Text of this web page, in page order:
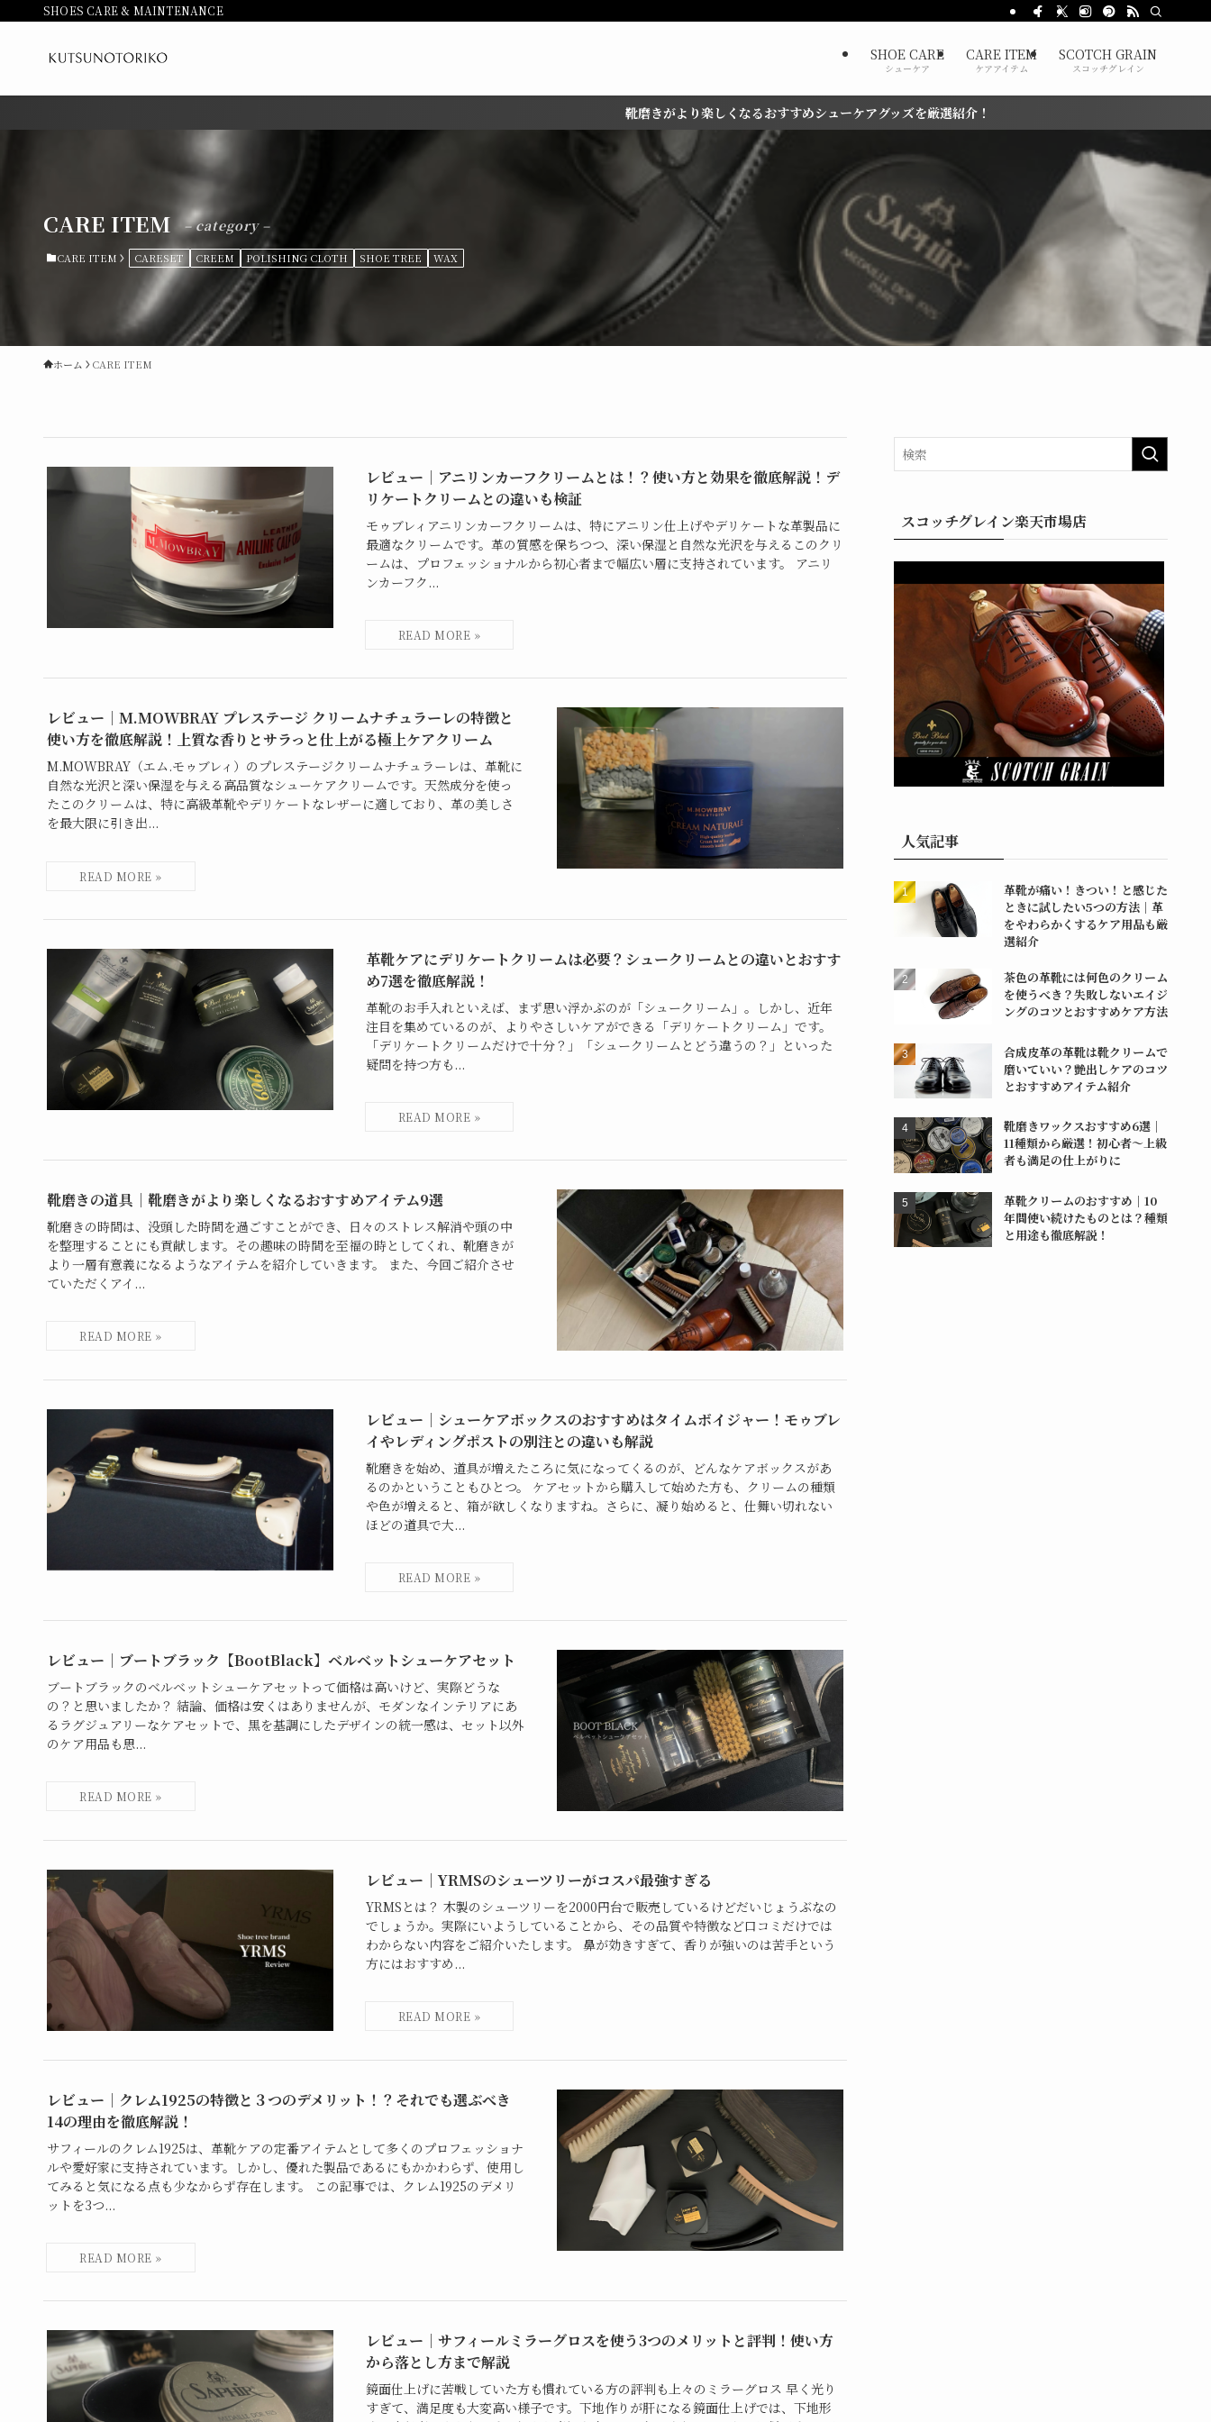
SHOES CARE & MAINTENANCE
SHOE CARE
シューケア
CARE ITEM
ケアアイテム
SCOTCH GRAIN
スコッチグレイン
靴磨きがより楽しくなるおすすめシューケアグッズを厳選紹介！
CARE ITEM – category –
CARE ITEM CARESET CREEM POLISHING CLOTH SHOE TREE WAX
ホーム CARE ITEM
レビュー｜アニリンカーフクリームとは！？使い方と効果を徹底解説！デ
リケートクリームとの違いも検証
モゥブレィアニリンカーフクリームは、特にアニリン仕上げやデリケートな革製品に
最適なクリームです。革の質感を保ちつつ、深い保湿と自然な光沢を与えるこのクリ
ームは、プロフェッショナルから初心者まで幅広い層に支持されています。 アニリ
ンカーフク...
レビュー｜M.MOWBRAY プレステージ クリームナチュラーレの特徴と
使い方を徹底解説！上質な香りとサラっと仕上がる極上ケアクリーム
M.MOWBRAY（エム.モゥブレィ）のプレステージクリームナチュラーレは、革靴に
自然な光沢と深い保湿を与える高品質なシューケアクリームです。天然成分を使っ
たこのクリームは、特に高級革靴やデリケートなレザーに適しており、革の美しさ
を最大限に引き出...
革靴ケアにデリケートクリームは必要？シュークリームとの違いとおすす
め7選を徹底解説！
革靴のお手入れといえば、まず思い浮かぶのが「シュークリーム」。しかし、近年
注目を集めているのが、よりやさしいケアができる「デリケートクリーム」です。
「デリケートクリームだけで十分？」「シュークリームとどう違うの？」といった
疑問を持つ方も...
靴磨きの道具｜靴磨きがより楽しくなるおすすめアイテム9選
靴磨きの時間は、没頭した時間を過ごすことができ、日々のストレス解消や頭の中
を整理することにも貢献します。その趣味の時間を至福の時としてくれ、靴磨きが
より一層有意義になるようなアイテムを紹介していきます。 また、今回ご紹介させ
ていただくアイ...
レビュー｜シューケアボックスのおすすめはタイムボイジャー！モゥブレ
イやレディングポストの別注との違いも解説
靴磨きを始め、道具が増えたころに気になってくるのが、どんなケアボックスがあ
るのかということもひとつ。 ケアセットから購入して始めた方も、クリームの種類
や色が増えると、箱が欲しくなりますね。さらに、凝り始めると、仕舞い切れない
ほどの道具で大...
レビュー｜ブートブラック【BootBlack】ベルベットシューケアセット
ブートブラックのベルベットシューケアセットって価格は高いけど、実際どうな
の？と思いましたか？ 結論、価格は安くはありませんが、モダンなインテリアにあ
るラグジュアリーなケアセットで、黒を基調にしたデザインの統一感は、セット以外
のケア用品も思...
レビュー｜YRMSのシューツリーがコスパ最強すぎる
YRMSとは？ 木製のシューツリーを2000円台で販売しているけどだいじょうぶなの
でしょうか。実際にいようしていることから、その品質や特徴など口コミだけでは
わからない内容をご紹介いたします。 鼻が効きすぎて、香りが強いのは苦手という
方にはおすすめ...
レビュー｜クレム1925の特徴と３つのデメリット！？それでも選ぶべき
14の理由を徹底解説！
サフィールのクレム1925は、革靴ケアの定番アイテムとして多くのプロフェッショナ
ルや愛好家に支持されています。しかし、優れた製品であるにもかかわらず、使用し
てみると気になる点も少なからず存在します。 この記事では、クレム1925のデメリ
ットを3つ...
レビュー｜サフィールミラーグロスを使う3つのメリットと評判！使い方
から落とし方まで解説
鏡面仕上げに苦戦していた方も慣れている方の評判も上々のミラーグロス 早く光り
すぎて、満足度も大変高い様子です。下地作りが肝になる鏡面仕上げでは、下地形
スコッチグレイン楽天市場店
人気記事
革靴が痛い！きつい！と感じた
ときに試したい5つの方法｜革
をやわらかくするケア用品も厳
選紹介
茶色の革靴には何色のクリーム
を使うべき？失敗しないエイジ
ングのコツとおすすめケア方法
合成皮革の革靴は靴クリームで
磨いていい？艶出しケアのコツ
とおすすめアイテム紹介
靴磨きワックスおすすめ6選｜
11種類から厳選！初心者〜上級
者も満足の仕上がりに
革靴クリームのおすすめ｜10
年間使い続けたものとは？種類
と用途も徹底解説！